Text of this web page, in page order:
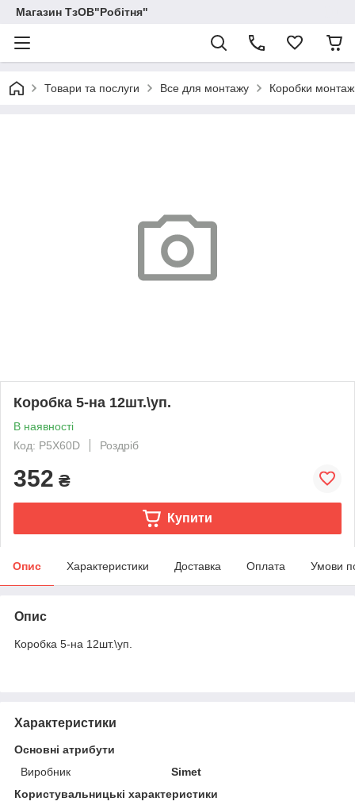
Магазин ТзОВ"Робітня"
Товари та послуги Все для монтажу Коробки
Коробка 5-на 12шт.\уп.
В наявності
Код: P5Х60D
Роздріб
352 ₴
Купити
Опис Характеристики Доставка Оплата Умови
Опис
Коробка 5-на 12шт.\уп.
Характеристики
Основні атрибути
Виробник
Simet
Користувальницькі характеристики